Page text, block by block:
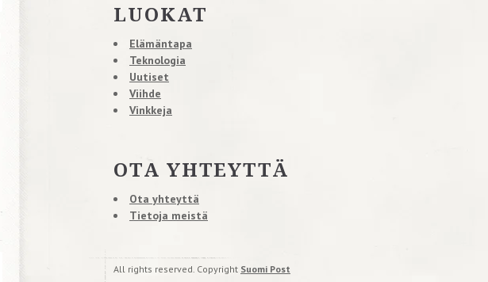
LUOKAT
Elämäntapa
Teknologia
Uutiset
Viihde
Vinkkeja
OTA YHTEYTTÄ
Ota yhteyttä
Tietoja meistä
All rights reserved. Copyright Suomi Post